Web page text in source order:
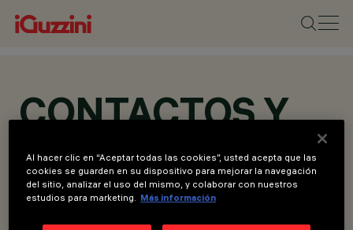
CONTACTOS Y
UBICACIONES
Al hacer clic en “Aceptar todas las cookies”, usted acepta que las
cookies se guarden en su dispositivo para mejorar la navegación
del sitio, analizar el uso del mismo, y colaborar con nuestros
estudios para marketing.
Más información